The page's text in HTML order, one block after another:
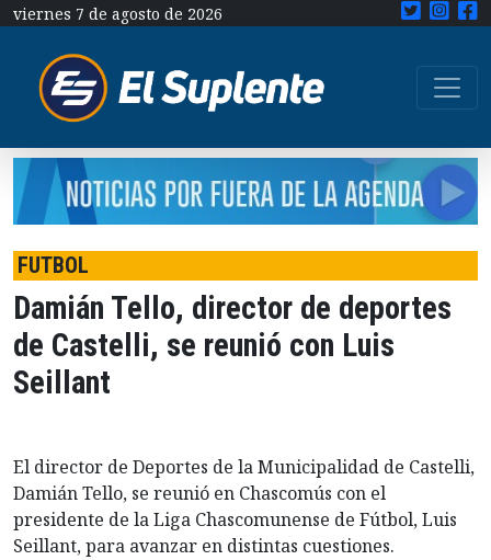
viernes 7 de agosto de 2026
FUTBOL
Damián Tello, director de deportes
de Castelli, se reunió con Luis
Seillant
El director de Deportes de la Municipalidad de Castelli,
Damián Tello, se reunió en Chascomús con el
presidente de la Liga Chascomunense de Fútbol, Luis
Seillant, para avanzar en distintas cuestiones.